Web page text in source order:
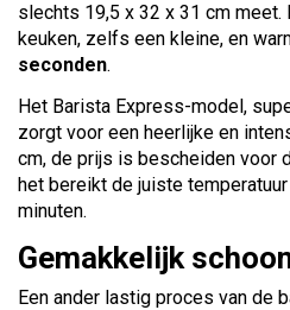
slechts 19,5 x 32 x 31 cm
keuken, zelfs een kleine, en
seconden.
Het Barista Express-model,
zorgt voor een heerlijke en
cm, de prijs is bescheiden voor
het bereikt de juiste
minuten.
Gemakkelijk
Een ander lastig proces van de